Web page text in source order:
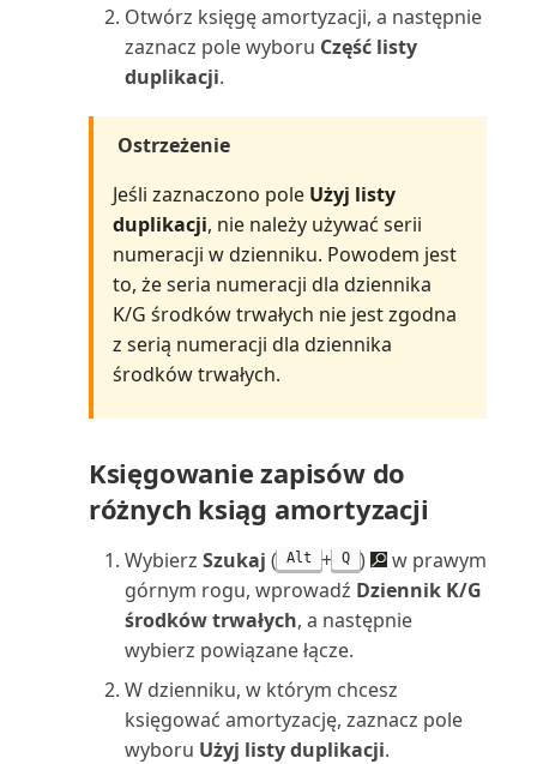
Rejestrowanie i zwrot wydatków
pracowników
Rejestrowanie zapisów
zrównoważonego rozwoju
Rentowność
Rozliczanie zapisów w różnych
walutach
Rozwiązywanie problemów i
Sprawdzanie poprawności
Szczegółowe zapisy księgi
dostawców
Szczegółowe zapisy księgi
nabywców (raport Powe...
Śledzenie wierszy zamówienia
do powiązanych dok...
układów raportów
Wysyłanie dokumentów i
Wyszukiwanie określonych
danych
Wyszukiwanie stron i informacji
za pomocą funkc...
Wyświetlanie raportu testowego
przed zaksięgowa...
Wyświetlanie użytecznych
Zapisywanie i personalizowanie
Zarządzanie uprawnieniami za
pomocą grup użytko...
Zmienianie ustawień
podstawowych dla bieżącego ...
Oblicz i zaksięguj rozliczenie
podatkowe (raport)
dokumentu)
Oferta umowy serwisowej
(raport dokumentu)
Oferta umowy serwisowej:
szczegóły (raport)
Oferty umów do podpisania
Opłaty za zapasy: specyfikacja
(raport)
Plan dostępności zapasów
(raport)
Plan kont (raport)
Podsumowanie odroczeń:
Sprzedaż (raport)
Otwórz księgę amortyzacji, a następnie
zaznacz pole wyboru Część listy
duplikacji.
Ostrzeżenie
Jeśli zaznaczono pole Użyj listy
duplikacji, nie należy używać serii
numeracji w dzienniku. Powodem jest
to, że seria numeracji dla dziennika
K/G środków trwałych nie jest zgodna
z serią numeracji dla dziennika
środków trwałych.
Księgowanie zapisów do
różnych ksiąg amortyzacji
Wybierz Szukaj ( Alt + Q )
w prawym
górnym rogu, wprowadź Dziennik K/G
środków trwałych, a następnie
wybierz powiązane łącze.
W dzienniku, w którym chcesz
księgować amortyzację, zaznacz pole
wyboru Użyj listy duplikacji.